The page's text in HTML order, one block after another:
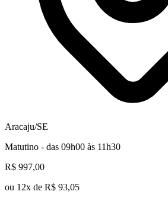
Aracaju/SE
Matutino - das 09h00 às 11h30
R$ 997,00
ou 12x de R$ 93,05